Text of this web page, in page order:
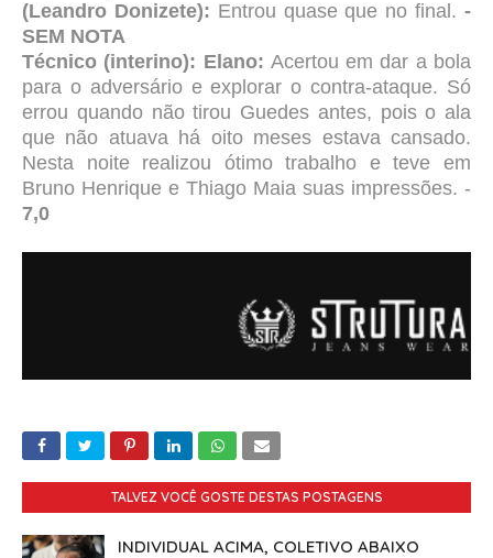
(Leandro Donizete): Entrou quase que no final. -
SEM NOTA
Técnico (interino): Elano: Acertou em dar a bola
para o adversário e explorar o contra-ataque. Só
errou quando não tirou Guedes antes, pois o ala
que não atuava há oito meses estava cansado.
Nesta noite realizou ótimo trabalho e teve em
Bruno Henrique e Thiago Maia suas impressões. -
7,0
TALVEZ VOCÊ GOSTE DESTAS POSTAGENS
INDIVIDUAL ACIMA, COLETIVO ABAIXO